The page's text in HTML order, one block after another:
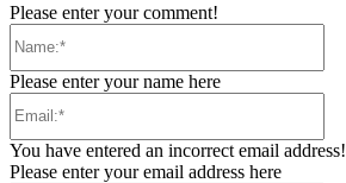
Please enter your comment!
Please enter your name here
You have entered an incorrect email address!
Please enter your email address here